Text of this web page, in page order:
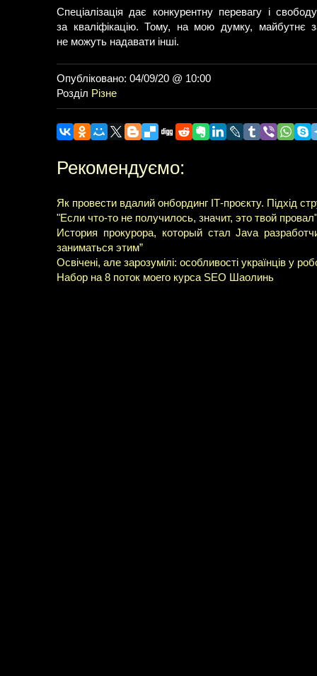
Спеціалізація дає конкурентну перевагу і
за кваліфікацію. Тому, на мою думку, майбутнє
не можуть надавати інші.
Опубліковано: 04/09/20 @ 10:00
Розділ Різне
Рекомендуємо:
Як провести вдалий онбординг ІТ-проєкту. Підхід
"Если что-то не получилось, значит, это твой
История прокурора, который стал Java
заниматься этим”
Освічені, але зарозумілі: особливості українців у
Набор на 8 поток моего курса SEO Шаолинь